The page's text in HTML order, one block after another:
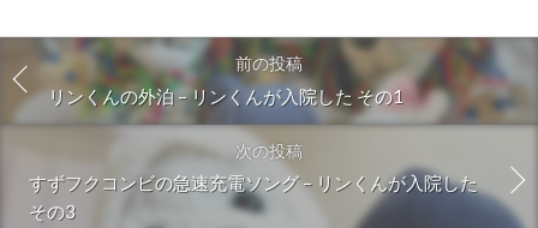
前の投稿
リンくんの外泊 – リンくんが入院した その1
次の投稿
すずフクコンビの急速充電ソング – リンくんが入院した
その3